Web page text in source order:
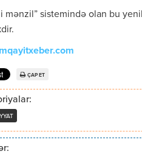
mənzil” sistemində olan bu
ÇAP ET